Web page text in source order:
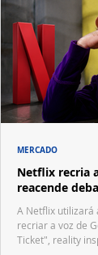
Netflix recria
reacende
A Netflix utilizará
recriar a voz de
Ticket", reality
MERCADO